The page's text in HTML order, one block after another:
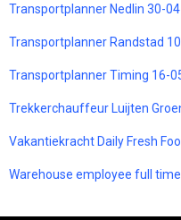
Transportplanner Nedlin 30-
Transportplanner Randstad
Transportplanner Timing 16-
Trekkerchauffeur Luijten
Vakantiekracht Daily Fresh
Warehouse employee full